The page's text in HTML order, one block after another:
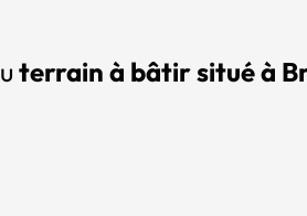
terrain à bâtir situé à